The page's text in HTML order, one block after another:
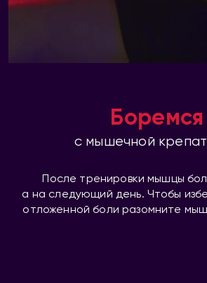
Боремся
с мышечной
После тренировки мышцы
а на следующий день. Чтобы
отложенной боли разомните